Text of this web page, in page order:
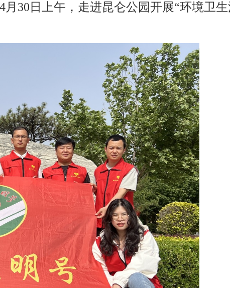
30日上午，走进昆仑公园开展“环境卫